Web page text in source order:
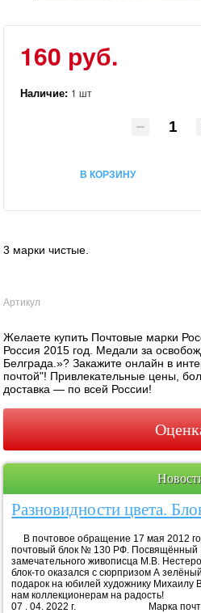
160 руб.
Наличие: 1 шт
В КОРЗИНУ
3 марки чистые.
Артикул
Желаете купить Почтовые марки
Россия 2015 год. Медали за
Белграда.»? Закажите онлайн в
почтой"! Привлекательные цены,
доставка — по всей России!
Разновидности цвета.
В почтовое обращение 17 мая 2012
почтовый блок № 130 РФ. Посвящённый
замечательного живописца М.В.
блок-то оказался с сюрпризом А
подарок на юбилей художнику Михаилу
нам
07 . 04. 2022 г. Марка